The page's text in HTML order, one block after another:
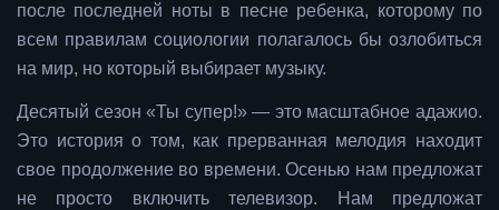
после последней ноты в песне ребенка, которому по
всем правилам социологии полагалось бы озлобиться
на мир, но который выбирает музыку.
Десятый сезон «Ты супер!» — это масштабное адажио.
Это история о том, как прерванная мелодия находит
свое продолжение во времени. Осенью нам предложат
не просто включить телевизор. Нам предложат